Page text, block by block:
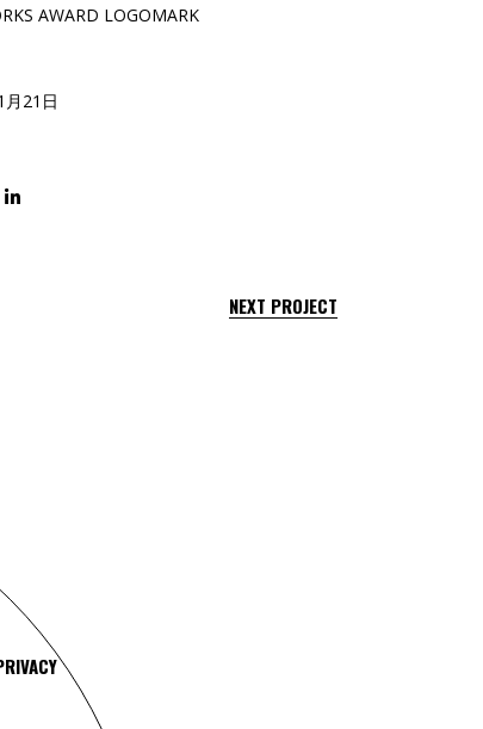
AWARD LOGOMARK
月21日
NEXT PROJECT